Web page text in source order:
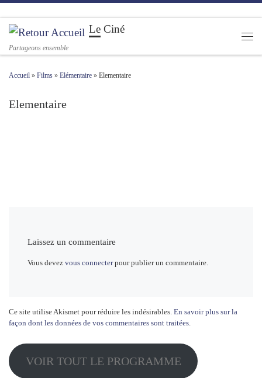
Passer au contenu
Le Ciné
Partageons ensemble
Accueil » Films » Elémentaire » Elementaire
Elementaire
Laissez un commentaire
Vous devezvous connecterpour publier un commentaire.
Ce site utilise Akismet pour réduire les indésirables. En savoir plus sur la
façon dont les données de vos commentaires sont traitées
VOIR TOUT LE PROGRAMME